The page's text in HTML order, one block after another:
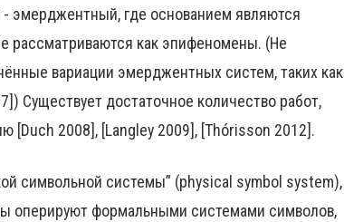
эмерджентный, где основанием являются
рассматриваются как эпифеномены. (Не
вариации эмерджентных систем, таких как
Существует достаточное количество работ,
[Duch 2008], [Langley 2009], [Thórisson 2012].
символьной системы” (physical symbol system),
оперируют формальными системами символов,